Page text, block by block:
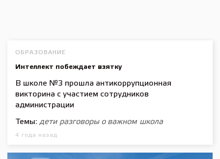
ОБРАЗОВАНИЕ
Интеллект побеждает взятку
В школе №3 прошла антикоррупционная
викторина с участием сотрудников
администрации
Темы: дети разговоры о важном школа
4 года назад